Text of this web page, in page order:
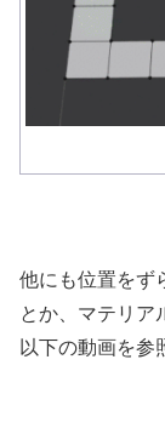
他にも位置をず
とか、マテリア
以下の動画を参